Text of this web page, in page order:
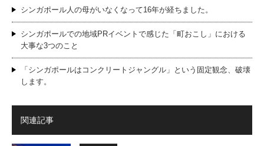
シンガポール人の母がいなくなって16年が経ちました。
シンガポールでの地域PRイベントで感じた「町おこし」における
大事な3つのこと
「シンガポールはコンクリートジャングル」という固定観念、破壊
します。
関連記事